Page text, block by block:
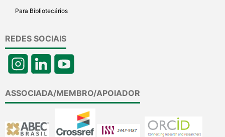
Para Bibliotecários
REDES SOCIAIS
ASSOCIADA/MEMBRO/APOIADOR